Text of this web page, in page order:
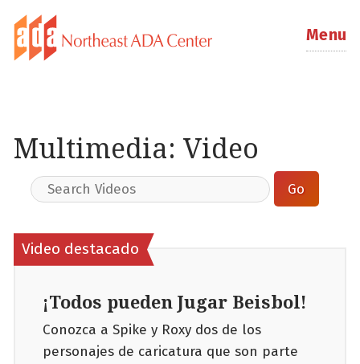
Menu
Multimedia: Video
Video destacado
¡Todos pueden Jugar Beisbol!
Conozca a Spike y Roxy dos de los
personajes de caricatura que son parte